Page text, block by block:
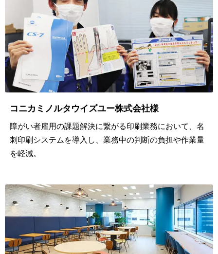
で
も
情
共
社
内
こ
業
コニカミノルタウイズユー株式会社様
障がい者雇用の課題解決に繋がる印刷業務において、名
刺印刷システムを導入し、業務中の判断の負担や作業量
を軽減。